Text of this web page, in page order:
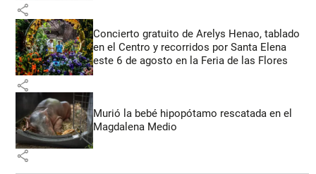
share
Concierto gratuito de Arelys Henao, tablado
en el Centro y recorridos por Santa Elena
este 6 de agosto en la Feria de las Flores
share
Murió la bebé hipopótamo rescatada en el
Magdalena Medio
share